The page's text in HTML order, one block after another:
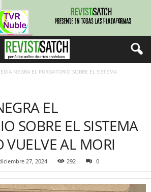
NEGRA EL PURGATORIO SOBRE EL SISTEMA
EL
SOBRE EL SISTEMA
VUELVE AL MORI
27, 2024 292 0